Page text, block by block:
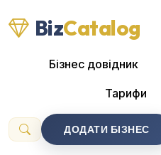
BizCatalog
Бізнес довідник
Тарифи
ДОДАТИ БІЗНЕС